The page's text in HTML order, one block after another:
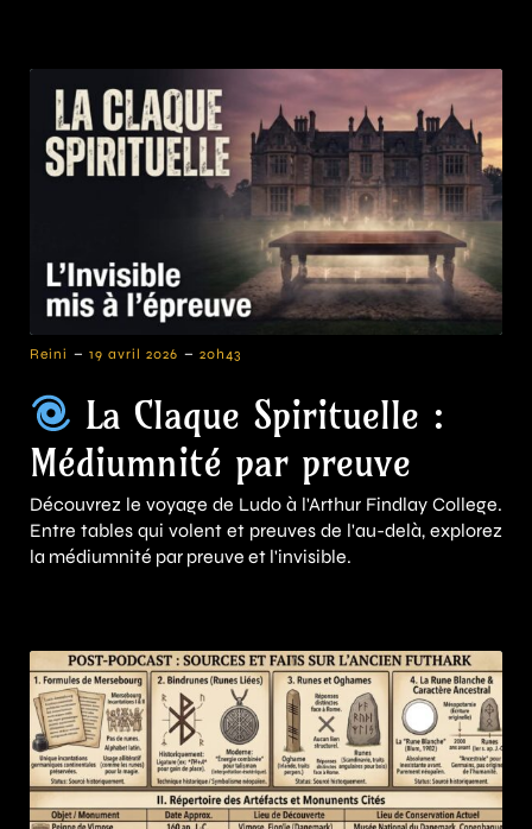
Reini - 19 avril 2026 - 20h43
La Claque Spirituelle :
Médiumnité par preuve
Découvrez le voyage de Ludo à l'Arthur Findlay College.
Entre tables qui volent et preuves de l'au-delà, explorez
la médiumnité par preuve et l'invisible.